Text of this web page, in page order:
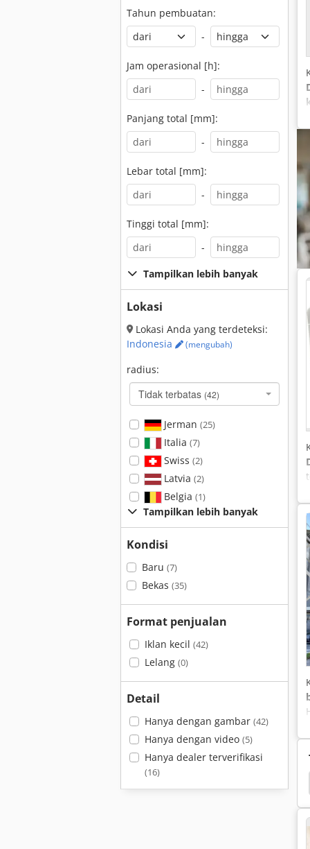
Tahun pembuatan:
-
Jam operasional [h]:
-
Panjang total [mm]:
-
Lebar total [mm]:
-
Tinggi total [mm]:
-
Tampilkan lebih banyak
Lokasi
Lokasi Anda yang terdeteksi:
Indonesia
(mengubah)
radius:
Tidak terbatas (42)
Jerman (25)
Italia (7)
Swiss (2)
Latvia (2)
Belgia (1)
Tampilkan lebih banyak
Kondisi
Baru (7)
Bekas (35)
Format penjualan
Iklan kecil (42)
Lelang (0)
Detail
Hanya dengan gambar (42)
Hanya dengan video (5)
Hanya dealer terverifikasi
(16)